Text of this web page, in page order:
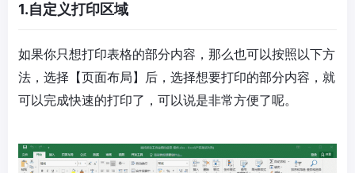
1.自定义打印区域
如果你只想打印表格的部分内容，那么也可以按照以下方
法，选择【页面布局】后，选择想要打印的部分内容，就
可以完成快速的打印了，可以说是非常方便了呢。